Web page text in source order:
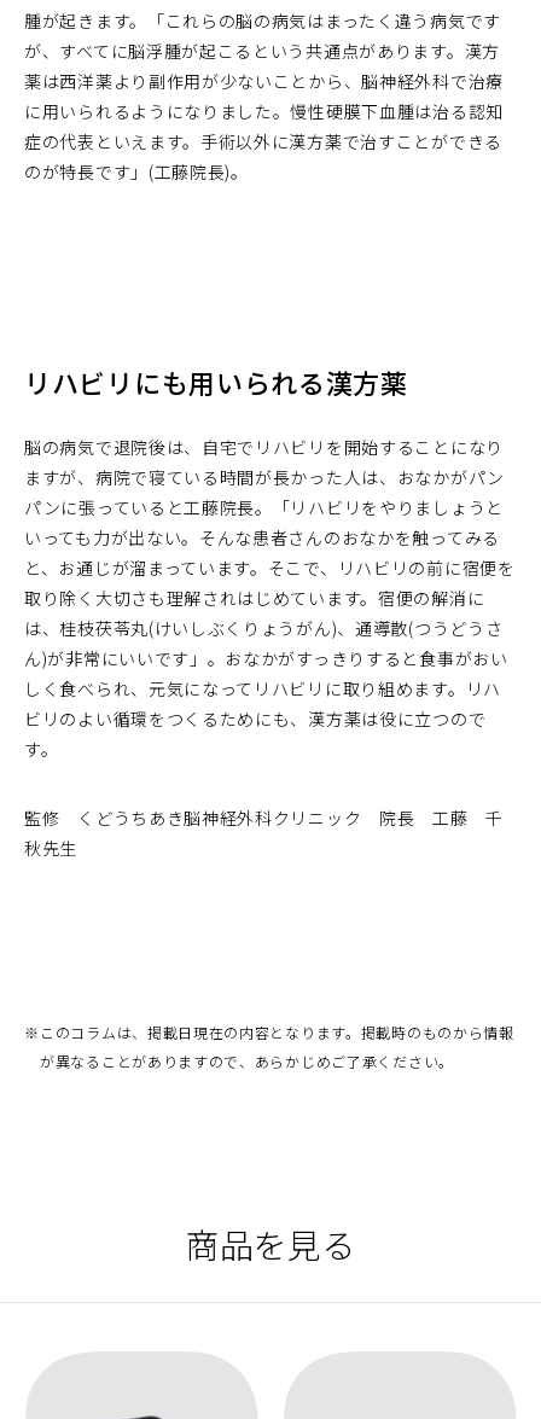
腫が起きます。「これらの脳の病気はまったく違う病気です
が、すべてに脳浮腫が起こるという共通点があります。漢方
薬は西洋薬より副作用が少ないことから、脳神経外科で治療
に用いられるようになりました。慢性硬膜下血腫は治る認知
症の代表といえます。手術以外に漢方薬で治すことができる
のが特長です」(工藤院長)。
リハビリにも用いられる漢方薬
脳の病気で退院後は、自宅でリハビリを開始することになり
ますが、病院で寝ている時間が長かった人は、おなかがパン
パンに張っていると工藤院長。「リハビリをやりましょうと
いっても力が出ない。そんな患者さんのおなかを触ってみる
と、お通じが溜まっています。そこで、リハビリの前に宿便を
取り除く大切さも理解されはじめています。宿便の解消に
は、桂枝茯苓丸(けいしぶくりょうがん)、通導散(つうどうさ
ん)が非常にいいです」。おなかがすっきりすると食事がおい
しく食べられ、元気になってリハビリに取り組めます。リハ
ビリのよい循環をつくるためにも、漢方薬は役に立つので
す。
監修 くどうちあき脳神経外科クリニック 院長 工藤 千
秋先生
※ このコラムは、掲載日現在の内容となります。掲載時のものから情報
が異なることがありますので、あらかじめご了承ください。
商品を見る